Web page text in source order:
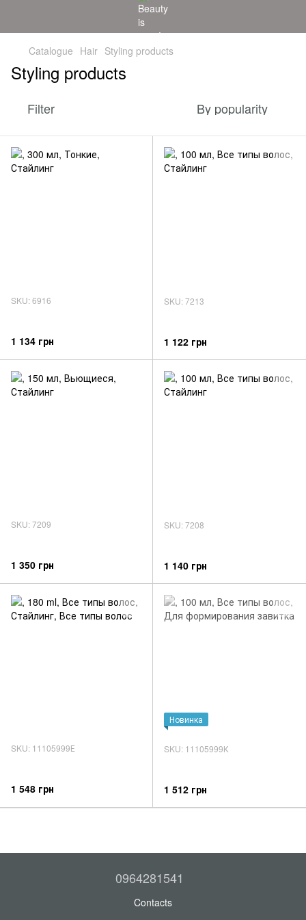
Catalogue Hair Styling products
Styling products
Filter By popularity
SKU: 6916
1 134 грн
SKU: 7213
1 122 грн
SKU: 7209
1 350 грн
SKU: 7208
1 140 грн
SKU: 11105999Е
1 548 грн
Новинка
SKU: 11105999К
1 512 грн
0964281541
Contacts